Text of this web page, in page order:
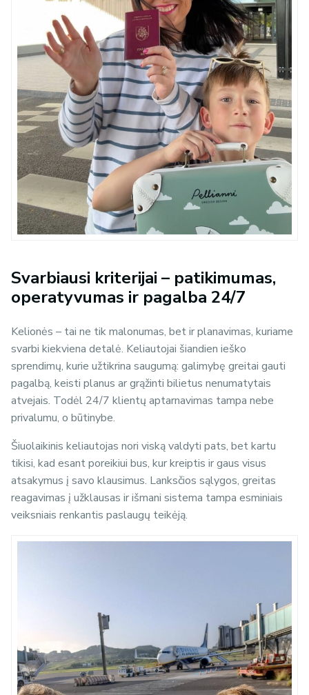
Svarbiausi kriterijai – patikimumas,
operatyvumas ir pagalba 24/7
Kelionės – tai ne tik malonumas, bet ir planavimas, kuriame
svarbi kiekviena detalė. Keliautojai šiandien ieško
sprendimų, kurie užtikrina saugumą: galimybę greitai gauti
pagalbą, keisti planus ar grąžinti bilietus nenumatytais
atvejais. Todėl 24/7 klientų aptarnavimas tampa nebe
privalumu, o būtinybe.
Šiuolaikinis keliautojas nori viską valdyti pats, bet kartu
tikisi, kad esant poreikiui bus, kur kreiptis ir gaus visus
atsakymus į savo klausimus. Lanksčios sąlygos, greitas
reagavimas į užklausas ir išmani sistema tampa esminiais
veiksniais renkantis paslaugų teikėją.